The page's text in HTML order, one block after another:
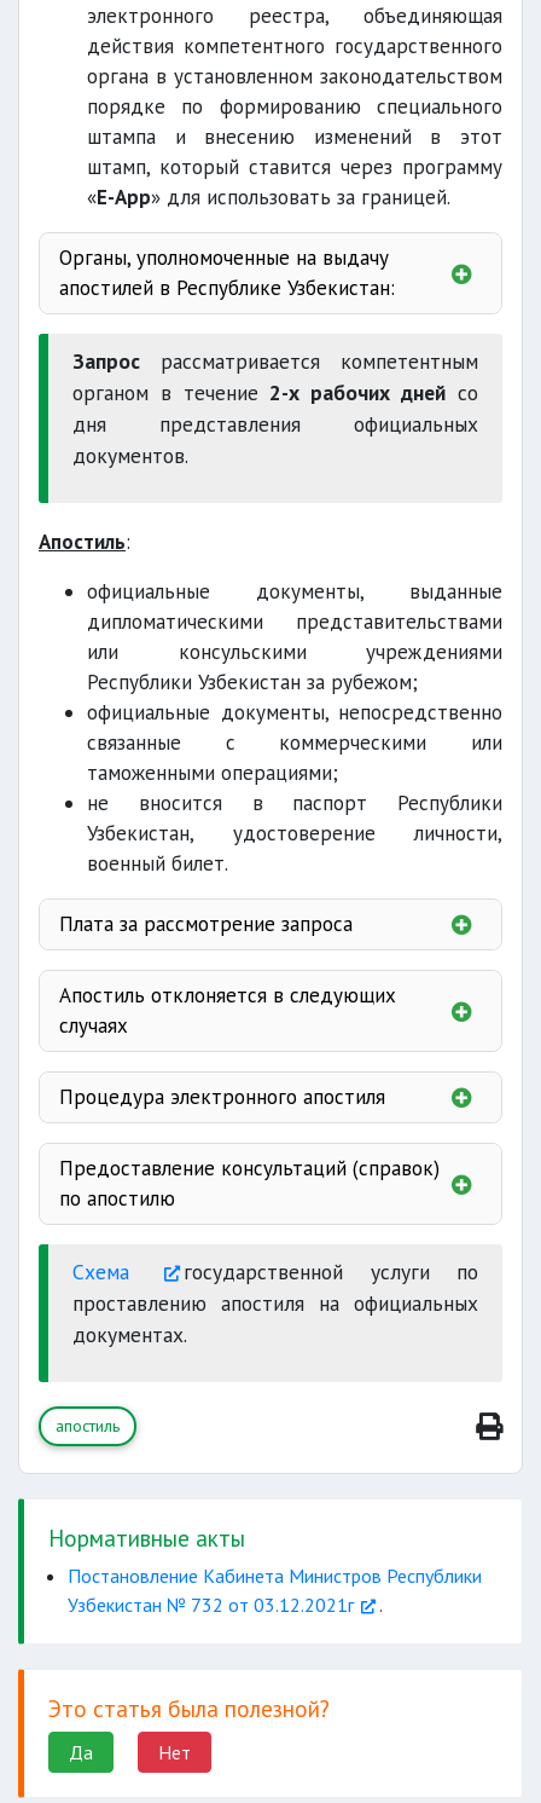
электронного реестра, объединяющая
действия компетентного государственного
органа в установленном законодательством
порядке по формированию специального
штампа и внесению изменений в этот
штамп, который ставится через программу
«E-App» для использовать за границей.
Органы, уполномоченные на выдачу
апостилей в Республике Узбекистан:
Верховный суд
Генеральная прокуратура
Государственная инспекция по контролю за
качеством образования
Министерство иностранных дел
Запрос рассматривается компетентным
органом в течение 2-х рабочих дней со
дня представления официальных
документов.
Апостиль:
официальные документы, выданные
дипломатическими представительствами
или консульскими учреждениями
Республики Узбекистан за рубежом;
официальные документы, непосредственно
связанные с коммерческими или
таможенными операциями;
не вносится в паспорт Республики
Узбекистан, удостоверение личности,
военный билет.
Плата за рассмотрение запроса
20 % от БРВ
10 %
от БРВ
Апостиль отклоняется в следующих
случаях
при отсутствии
пунктом 15
не имеет
полномочий
30
сообщением
Процедура электронного апостиля
подает заявку
ЕПИГУ
Положению
запрос
Предоставление консультаций (справок)
по апостилю
Сведения предоставляется по следующим
вопросам:
Схема
государственной услуги по
проставлению апостиля на официальных
документах.
апостиль
Нормативные акты
Постановление Кабинета Министров Республики
Узбекистан № 732 от 03.12.2021г
.
Это статья была полезной?
Да Нет